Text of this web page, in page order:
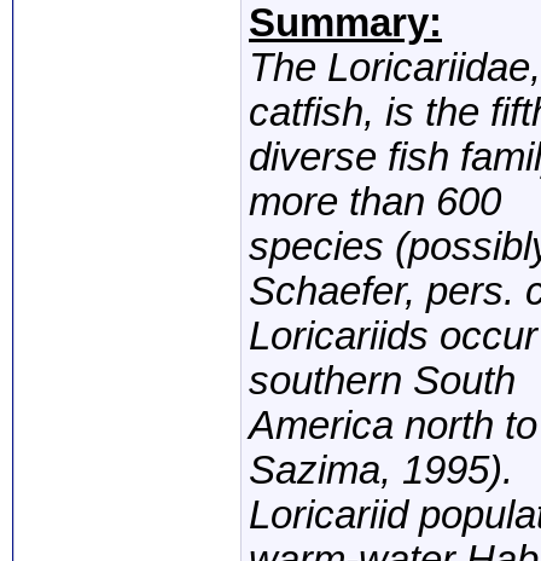
Summary:
The
catfish, is the
diverse fish
more than 600
species
Schaefer, pers.
Loricariids
southern South
America north
Sazima, 1995).
Loricariid